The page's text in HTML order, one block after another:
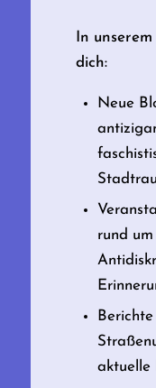
In
dich:
Neue
rund
aktuelle